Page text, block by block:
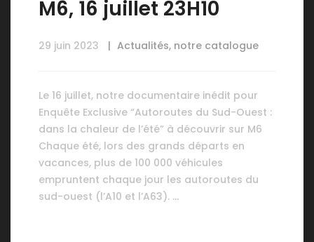
M6, 16 juillet 23H10
29 juin 2023 Actualités, notre catalogue
Le 16 juillet, notre documentaire inédit pour
Enquête Exclusive “Autoroutes du Sud-Ouest :
dans la chaleur de l’été” à découvrir sur M6
Chaque été, lors des grands départs en
vacances, plus de 100 000 véhicules
empruntent chaque jour les autoroutes du
sud-ouest (l’A10 et l’A63). …